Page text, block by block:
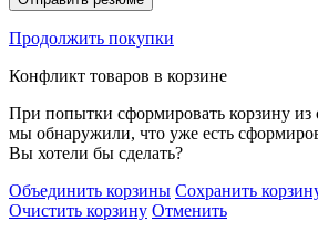
Продолжить покупки
Конфликт товаров в корзине
При попытки сформировать корзину из
мы обнаружили, что уже есть
Вы хотели бы сделать?
Объединить корзины Сохранить
Очистить корзину Отменить